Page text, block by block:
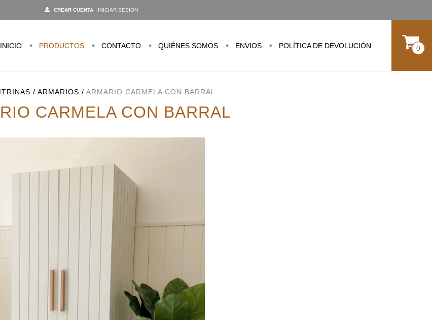
CREAR CUENTA INICIAR SESIÓN
INICIO PRODUCTOS CONTACTO QUIÉNES SOMOS ENVIOS POLÍTICA DE DEVOLUCIÓN 0
/ ARMARIOS / ARMARIO CARMELA CON BARRAL
CARMELA CON BARRAL